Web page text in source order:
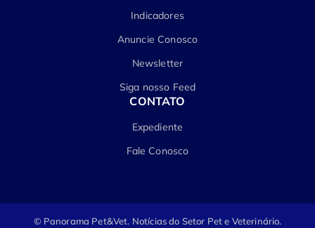
Indicadores
Anuncie Conosco
Newsletter
Siga nosso Feed
CONTATO
Expediente
Fale Conosco
© Panorama Pet&Vet. Notícias do Setor Pet e Veterinário.